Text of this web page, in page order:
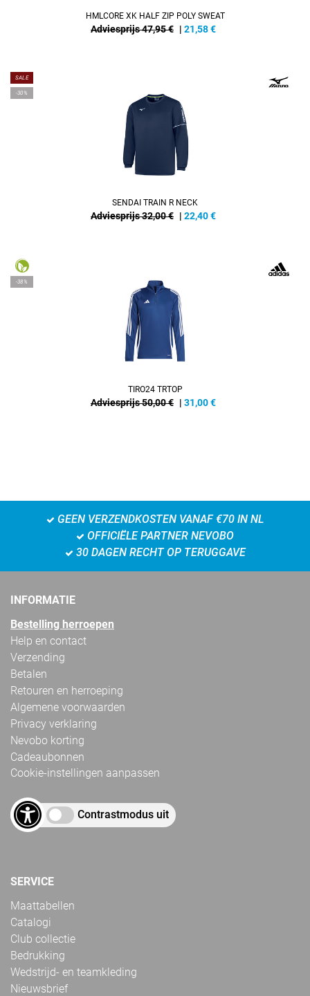
HMLCORE XK HALF ZIP POLY SWEAT
Adviesprijs 47,95 € | 21,58€
SALE
-30%
SENDAI TRAIN R NECK
Adviesprijs 32,00 € | 22,40€
-38%
TIRO24 TRTOP
Adviesprijs 50,00 € | 31,00€
GEEN VERZENDKOSTEN VANAF €70 IN NL
OFFICIËLE PARTNER NEVOBO
30 DAGEN RECHT OP TERUGGAVE
INFORMATIE
Bestelling herroepen
Help en contact
Verzending
Betalen
Retouren en herroeping
Algemene voorwaarden
Privacy verklaring
Nevobo korting
Cadeaubonnen
Cookie-instellingen aanpassen
Contrastmodus uit
SERVICE
Maattabellen
Catalogi
Club collectie
Bedrukking
Wedstrijd- en teamkleding
Nieuwsbrief